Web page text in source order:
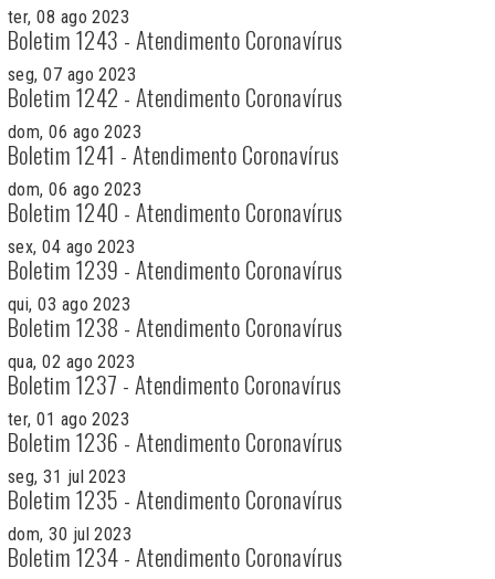
ter, 08 ago 2023
Boletim 1243 - Atendimento Coronavírus
seg, 07 ago 2023
Boletim 1242 - Atendimento Coronavírus
dom, 06 ago 2023
Boletim 1241 - Atendimento Coronavírus
dom, 06 ago 2023
Boletim 1240 - Atendimento Coronavírus
sex, 04 ago 2023
Boletim 1239 - Atendimento Coronavírus
qui, 03 ago 2023
Boletim 1238 - Atendimento Coronavírus
qua, 02 ago 2023
Boletim 1237 - Atendimento Coronavírus
ter, 01 ago 2023
Boletim 1236 - Atendimento Coronavírus
seg, 31 jul 2023
Boletim 1235 - Atendimento Coronavírus
dom, 30 jul 2023
Boletim 1234 - Atendimento Coronavírus